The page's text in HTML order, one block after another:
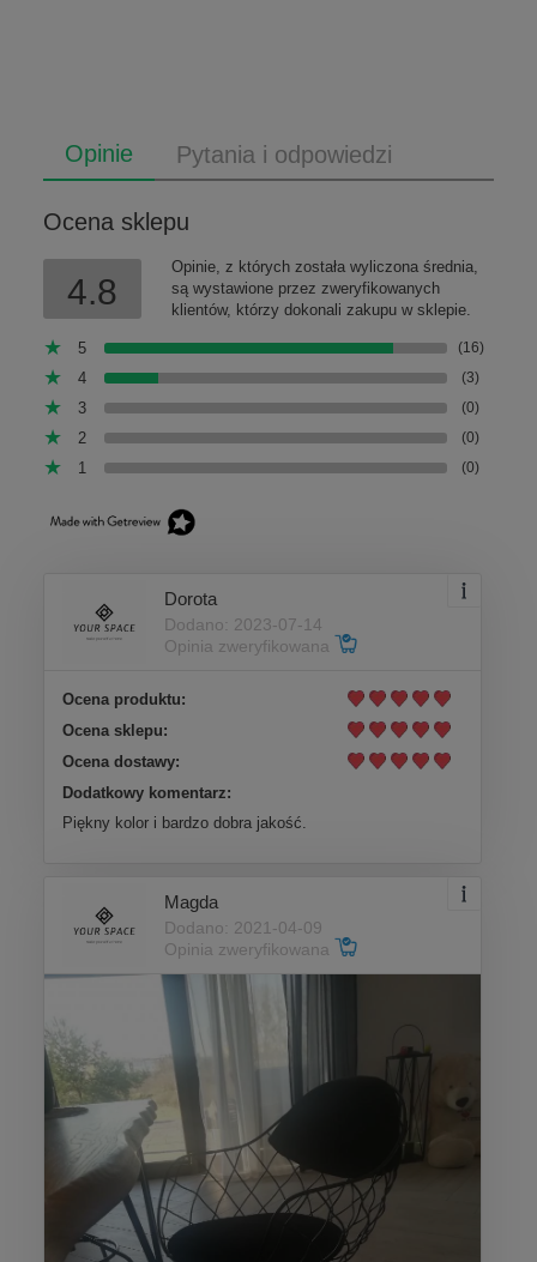
Opinie Pytania i odpowiedzi
Ocena sklepu
4.8
Opinie, z których została wyliczona średnia,
są wystawione przez zweryfikowanych
klientów, którzy dokonali zakupu w sklepie.
5 (16)
4 (3)
3 (0)
2 (0)
1 (0)
Dorota
Dodano: 2023-07-14
Opinia zweryfikowana
Ocena produktu:
Ocena sklepu:
Ocena dostawy:
Dodatkowy komentarz:
Piękny kolor i bardzo dobra jakość.
Magda
Dodano: 2021-04-09
Opinia zweryfikowana